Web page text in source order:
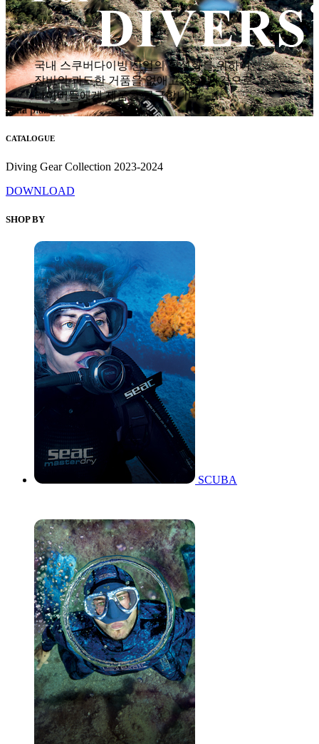
국내 스쿠버다이빙 산업의 활성화를 위하여
장비의 과도한 거품을 없애고 착한 가격으로
다이버들에게 제품을 공급합니다.
hana plaza
CATALOGUE
Diving Gear Collection 2023-2024
DOWNLOAD
SHOP BY
SCUBA